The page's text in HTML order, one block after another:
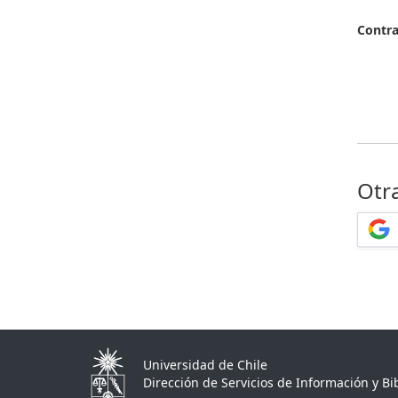
Universidad de Chile
Dirección de Servicios de Información y